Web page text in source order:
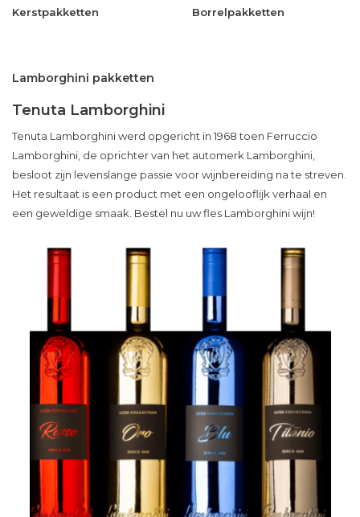
Kerstpakketten Borrelpakketten
Lamborghini pakketten
Tenuta Lamborghini
Tenuta Lamborghini werd opgericht in 1968 toen Ferruccio
Lamborghini, de oprichter van het automerk Lamborghini,
besloot zijn levenslange passie voor wijnbereiding na te streven.
Het resultaat is een product met een ongelooflijk verhaal en
een geweldige smaak. Bestel nu uw fles Lamborghini wijn!